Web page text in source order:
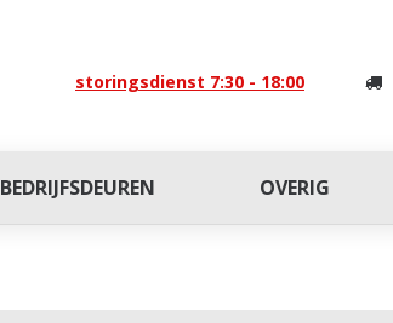
storingsdienst 7:30 - 18:00
BEDRIJFSDEUREN OVERIG